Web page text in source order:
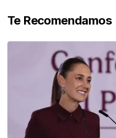
Te Recomendamos